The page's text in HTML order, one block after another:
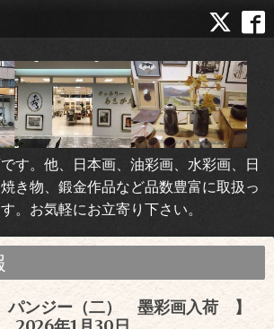
す。他、日本画、油彩画、水彩画、日
き物、鍛金作品など品数豊富に取扱っ
。お気軽にお立寄り下さい。
ンジー（二） 墨彩画入荷 】